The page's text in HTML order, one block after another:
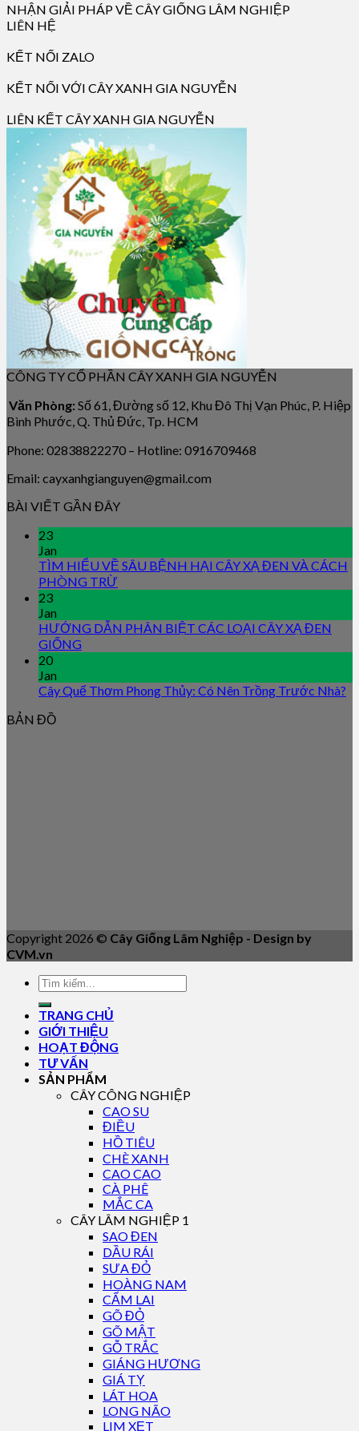
NHẬN GIẢI PHÁP VỀ CÂY GIỐNG LÂM NGHIỆP
LIÊN HỆ
KẾT NỐI ZALO
KẾT NỐI VỚI CÂY XANH GIA NGUYỄN
LIÊN KẾT CÂY XANH GIA NGUYỄN
CÔNG TY CỔ PHẦN CÂY XANH GIA NGUYỄN
Văn Phòng: Số 61, Đường số 12, Khu Đô Thị Vạn Phúc, P. Hiệp
Bình Phước, Q. Thủ Đức, Tp. HCM
Phone: 02838822270 – Hotline: 0916709468
Email: cayxanhgianguyen@gmail.com
BÀI VIẾT GẦN ĐÂY
23
Jan
TÌM HIỂU VỀ SÂU BỆNH HẠI CÂY XẠ ĐEN VÀ CÁCH
PHÒNG TRỪ
23
Jan
HƯỚNG DẪN PHÂN BIỆT CÁC LOẠI CÂY XẠ ĐEN
GIỐNG
20
Jan
Cây Quế Thơm Phong Thủy: Có Nên Trồng Trước Nhà?
BẢN ĐỒ
Copyright 2026 © Cây Giống Lâm Nghiệp - Design by
CVM.vn
TRANG CHỦ
GIỚI THIỆU
HOẠT ĐỘNG
TƯ VẤN
SẢN PHẨM
CÂY CÔNG NGHIỆP
CAO SU
ĐIỀU
HỒ TIÊU
CHÈ XANH
CAO CAO
CÀ PHÊ
MẮC CA
CÂY LÂM NGHIỆP 1
SAO ĐEN
DẦU RÁI
SƯA ĐỎ
HOÀNG NAM
CẨM LAI
GÕ ĐỎ
GÕ MẬT
GỖ TRẮC
GIÁNG HƯƠNG
GIÁ TỴ
LÁT HOA
LONG NÃO
LIM XẸT